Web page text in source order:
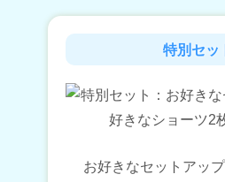
特別セッ
お好きなセットアップ